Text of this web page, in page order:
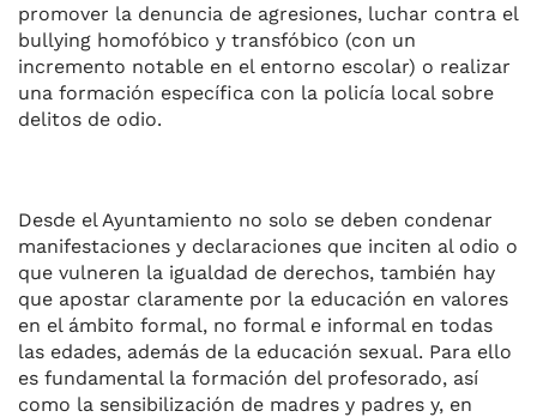
promover la denuncia de agresiones, luchar contra el
bullying homofóbico y transfóbico (con un
incremento notable en el entorno escolar) o realizar
una formación específica con la policía local sobre
delitos de odio.
Desde el Ayuntamiento no solo se deben condenar
manifestaciones y declaraciones que inciten al odio o
que vulneren la igualdad de derechos, también hay
que apostar claramente por la educación en valores
en el ámbito formal, no formal e informal en todas
las edades, además de la educación sexual. Para ello
es fundamental la formación del profesorado, así
como la sensibilización de madres y padres y, en